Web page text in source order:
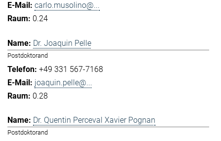
carlo.musolino@...
0.24
Dr. Joaquin Pelle
Postdoktorand
+49 331 567-7168
joaquin.pelle@...
0.28
Dr. Quentin Perceval Xavier Pognan
Postdoktorand